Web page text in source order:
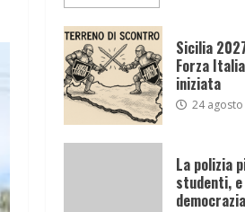
Sicilia
Forza
iniziata
24 agosto
La polizia
studenti, e
democrazia